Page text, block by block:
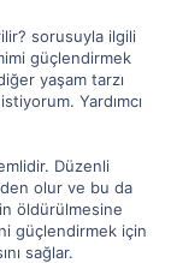
sorusuyla ilgili
güçlendirmek
yaşam tarzı
Yardımcı
Düzenli
olur ve bu da
öldürülmesine
güçlendirmek için
sağlar.